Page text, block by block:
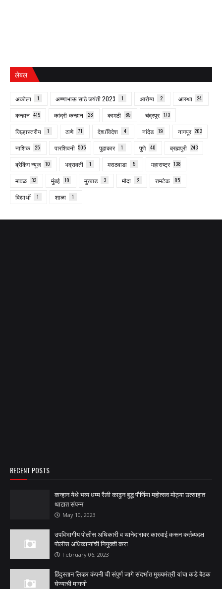
लेबल
अकोला 1 अण्णाभाऊ साठे जयंती 2023 1 आरोग्य 2 आस्था 24
कन्हान 419 कांद्री-कन्हान 28 कामठी 65 चंद्रपूर 173
जिल्हास्तरीय 1 ठाणे 71 देश/विदेश 4 नांदेड 19 नागपूर 203
नाशिक 25 पारशिवनी 505 पुढाकार 1 पुणे 40 ब्रह्मपुरी 243
ब्रेकिंग न्यूज 10 भद्रावती 1 मराठवाडा 5 महाराष्ट्र 138
मावळ 33 मुंबई 10 मुरबाड 3 मौदा 2 रामटेक 85
विद्यार्थी 1 शाळा 1
RECENT POSTS
कन्हान येथे भव्य धम्म रैली काढुन बुद्ध पौर्णिमा महोत्सव मोठ्या उत्साहात
थाटात संपन्न
May 10, 2023
उपविभागीय पोलीस अधिकारी व थानेदारावर कारवाई करून कर्तव्यदक्ष
पोलीस अधिकाऱ्यांची नियुक्ती करा
February 06, 2023
हिंदुस्तान लिव्हर कंपनी ची संपुर्ण जागे संदर्भात मुख्यमंत्री यांचा कडे बैठक
घेण्याची मागणी